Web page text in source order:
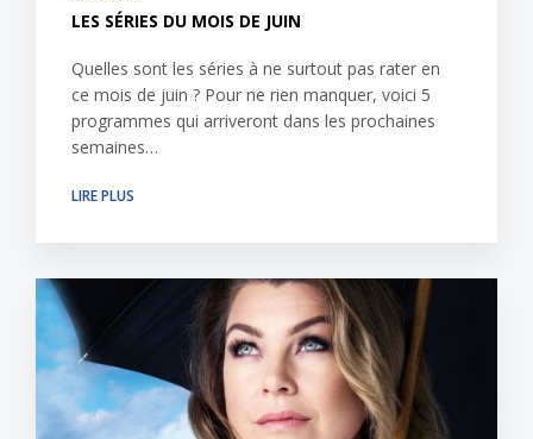
LES SÉRIES DU MOIS DE JUIN
Quelles sont les séries à ne surtout pas rater en
ce mois de juin ? Pour ne rien manquer, voici 5
programmes qui arriveront dans les prochaines
semaines…
LIRE PLUS